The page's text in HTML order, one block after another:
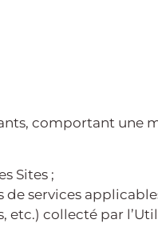
comportant une
Sites ;
de services
etc.) collecté par